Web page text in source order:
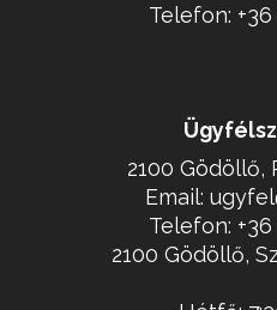
Telefon:
2100 Gödöllő,
Email:
Telefon:
2100 Gödöllő,